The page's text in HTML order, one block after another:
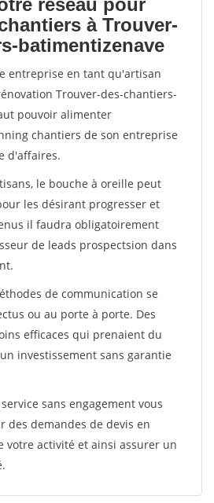
réseau pour
à Trouver-
batimentizenave
entreprise en tant qu'artisan
Trouver-des-chantiers-
pouvoir alimenter
chantiers de son entreprise
d'affaires.
le bouche à oreille peut
les désirant progresser et
il faudra obligatoirement
de leads prospectsion dans
de communication se
ou au porte à porte. Des
efficaces qui prenaient du
investissement sans garantie
sans engagement vous
des demandes de devis en
votre activité et ainsi assurer un